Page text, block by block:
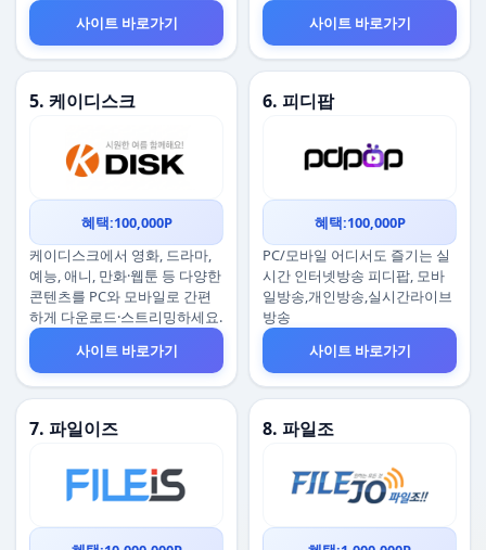
사이트 바로가기
사이트 바로가기
5. 케이디스크
혜택:100,000P
케이디스크에서 영화, 드라마,
예능, 애니, 만화·웹툰 등 다양한
콘텐츠를 PC와 모바일로 간편
하게 다운로드·스트리밍하세요.
사이트 바로가기
6. 피디팝
혜택:100,000P
PC/모바일 어디서도 즐기는 실
시간 인터넷방송 피디팝, 모바
일방송,개인방송,실시간라이브
방송
사이트 바로가기
7. 파일이즈 8. 파일조